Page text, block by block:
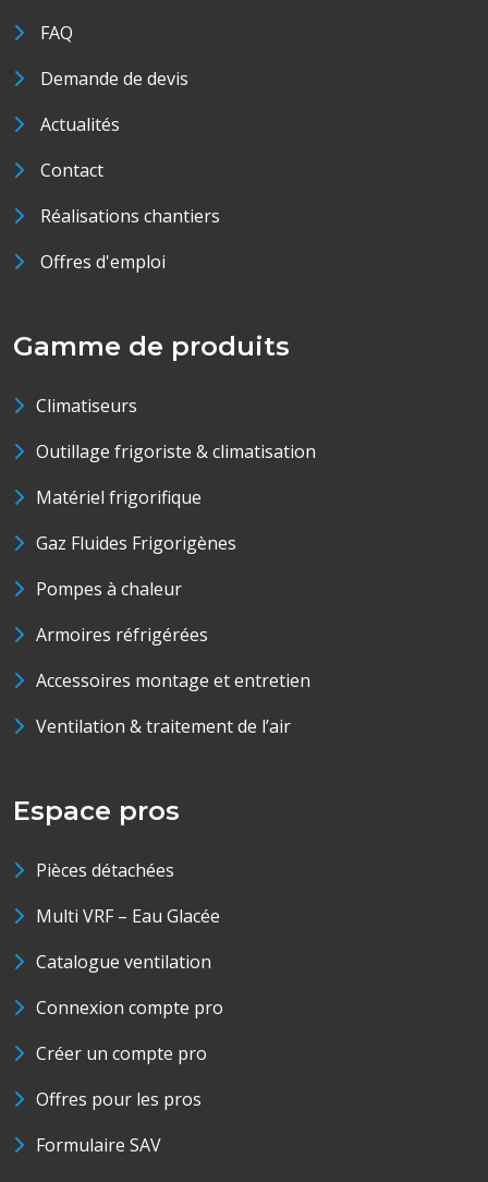
FAQ
Demande de devis
Actualités
Contact
Réalisations chantiers
Offres d'emploi
Gamme de produits
Climatiseurs
Outillage frigoriste & climatisation
Matériel frigorifique
Gaz Fluides Frigorigènes
Pompes à chaleur
Armoires réfrigérées
Accessoires montage et entretien
Ventilation & traitement de l’air
Espace pros
Pièces détachées
Multi VRF – Eau Glacée
Catalogue ventilation
Connexion compte pro
Créer un compte pro
Offres pour les pros
Formulaire SAV